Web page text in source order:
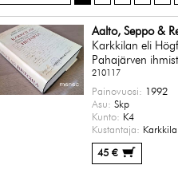
Aalto, Seppo &
Karkkilan eli
Pahajärven
210117
Painovuosi: 1992
Asu: Skp
Kunto: K4
Kustantaja:
45 €